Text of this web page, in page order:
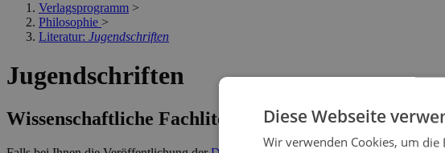
Verlagsprogramm >
Philosophie >
Literatur: Jugendschriften
Jugendschriften
Wissenschaftliche FachliteraturDiese Webseite
Wir verwenden Cookies, um